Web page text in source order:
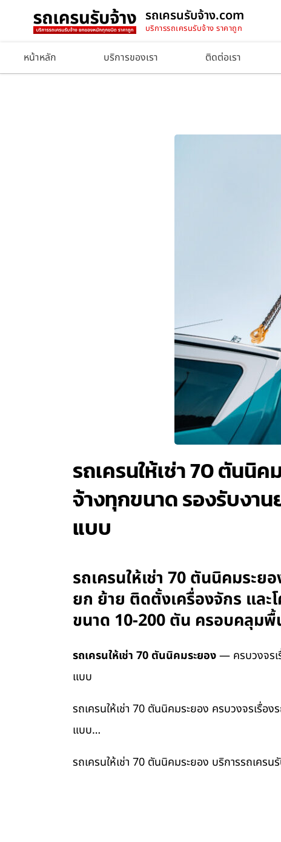
รถเครนรับจ้าง.com
บริการรถเครนรับจ้าง ราคาถูก
หน้าหลัก บริการของเรา ติดต่อเรา
รถเครนให้เช่า 70 ตันนิค
จ้างทุกขนาด รองรับงา
แบบ
รถเครนให้เช่า 70 ตันนิคมระย
ยก ย้าย ติดตั้งเครื่องจักร และ
ขนาด 10-200 ตัน ครอบคลุมพื้
รถเครนให้เช่า 70 ตันนิคมระยอง— ครบวงจรเ
แบบ
รถเครนให้เช่า 70 ตันนิคมระยอง ครบวงจรเรื่อ
แบบ…
รถเครนให้เช่า 70 ตันนิคมระยอง บริการรถเคร